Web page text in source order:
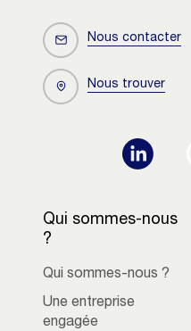
Nous contacter
Nous trouver
Qui sommes-nous
?
Qui sommes-nous ?
Une entreprise
engagée